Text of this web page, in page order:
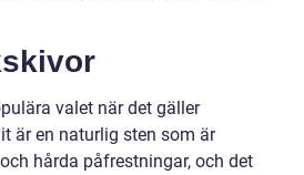
valet när det gäller
är en naturlig sten som är
hårda påfrestningar, och det